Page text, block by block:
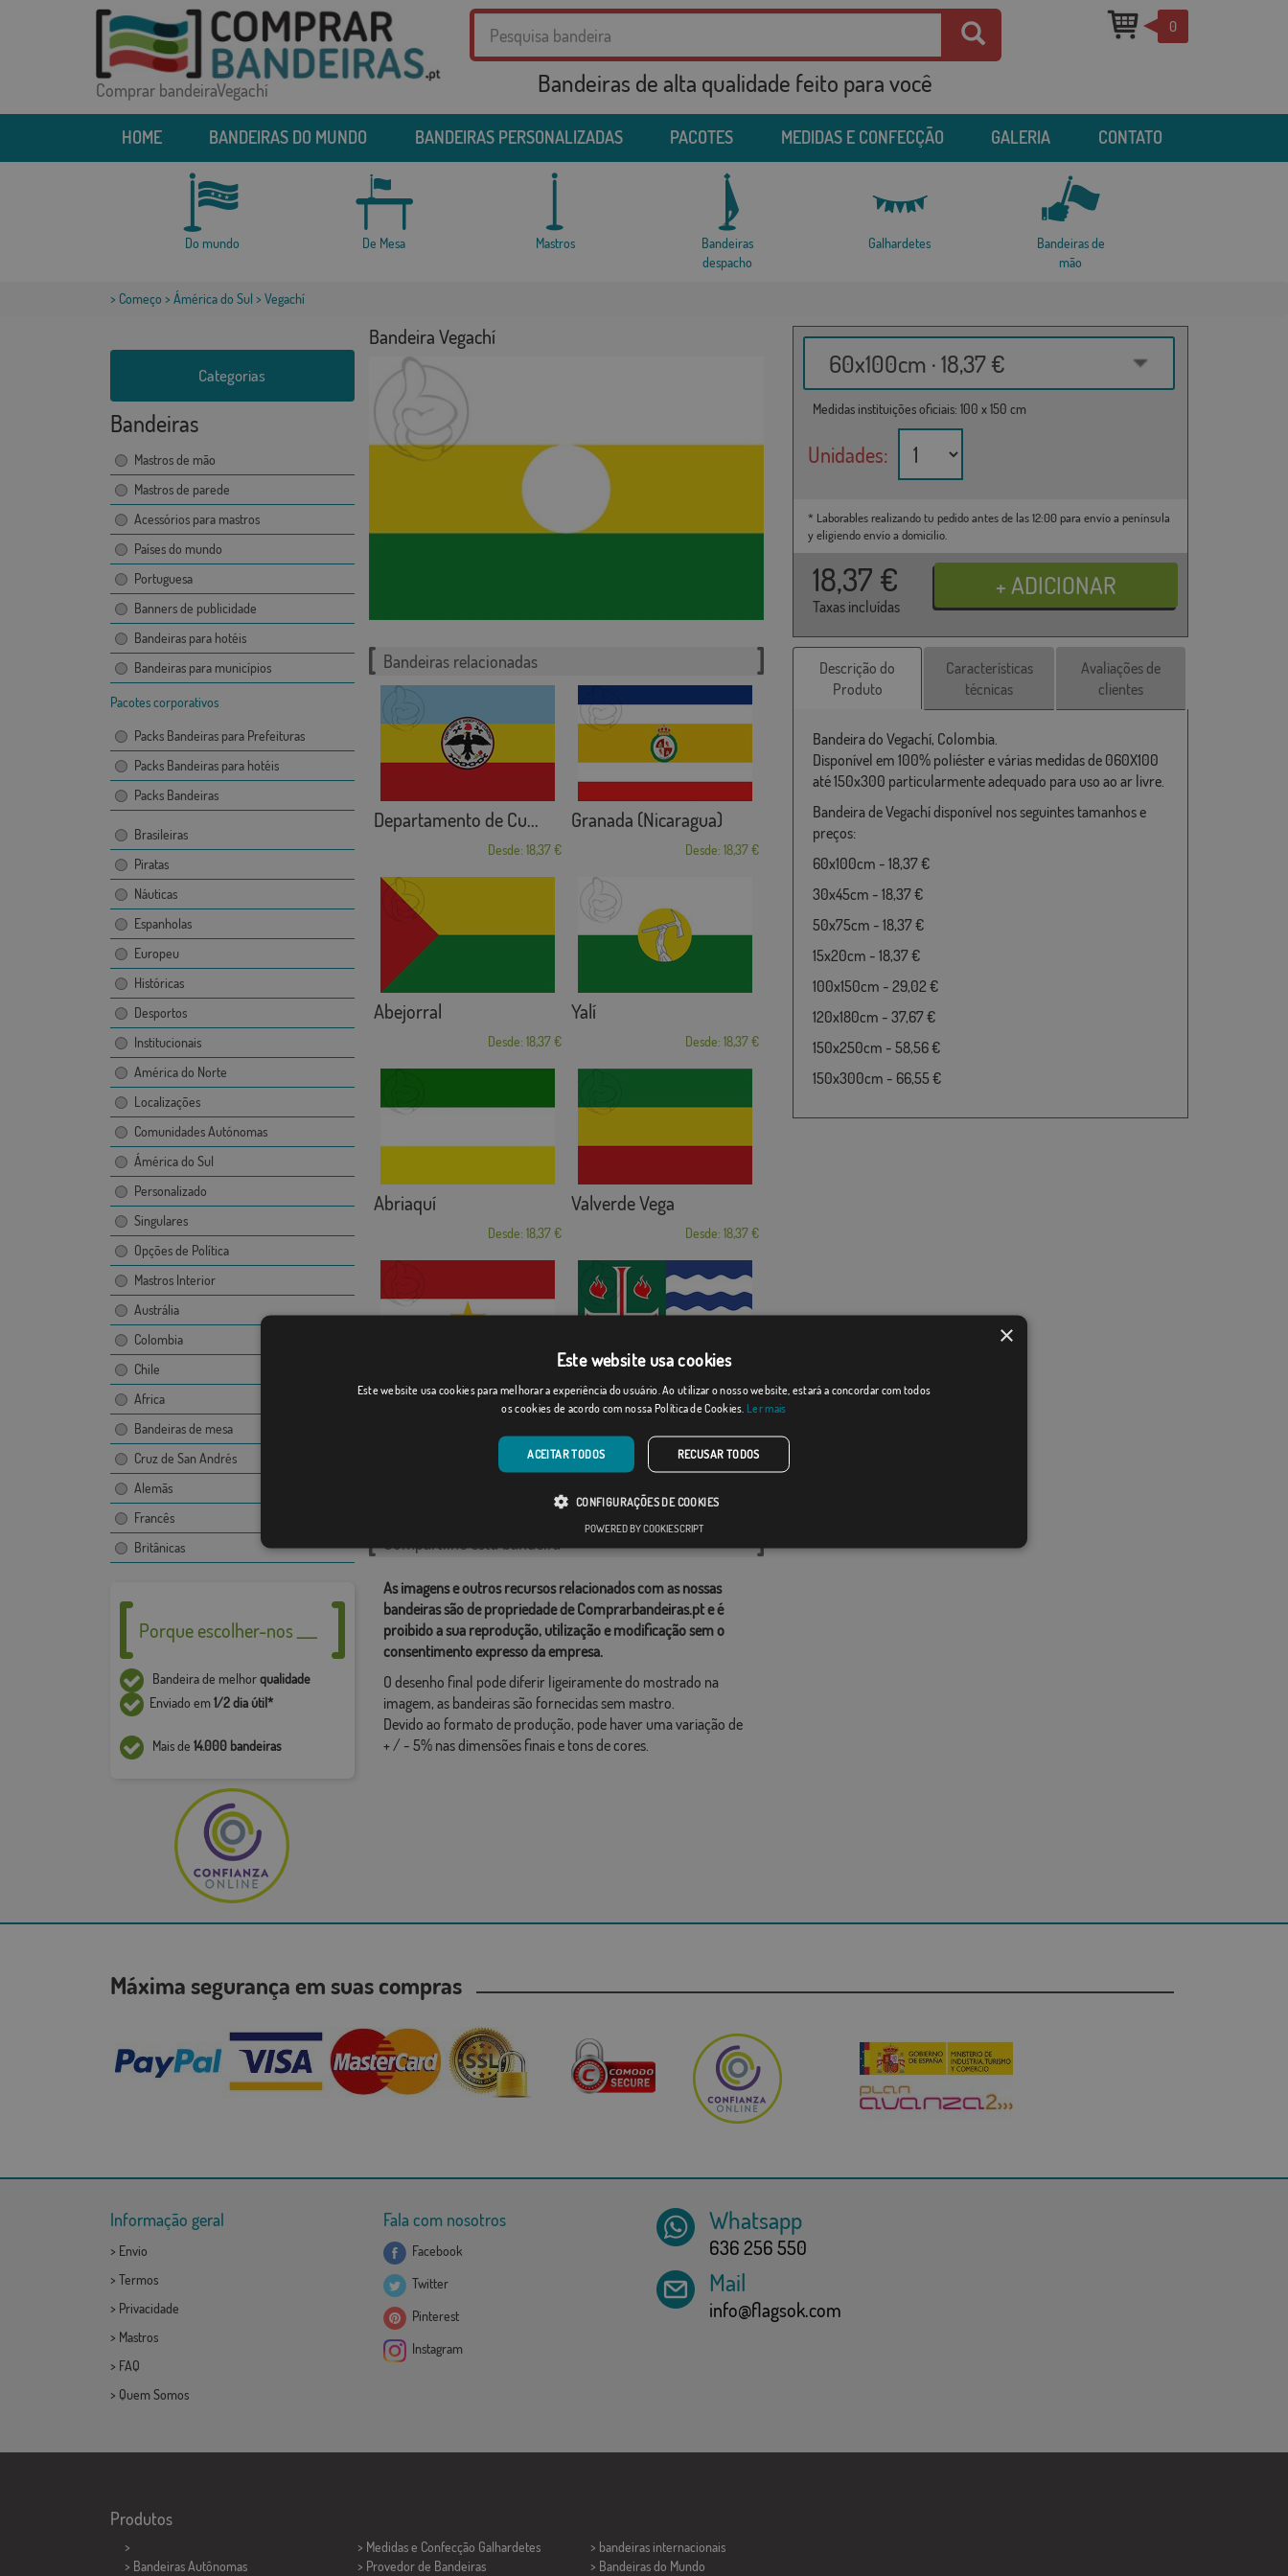
Comprar bandeiraVegachí Bandeiras de alta qualidade feito para você
0
HOME BANDEIRAS DO MUNDO BANDEIRAS PERSONALIZADAS PACOTES MEDIDAS E CONFECÇÃO GALERIA CONTATO
Do mundo De Mesa Mastros
Bandeiras
despacho
Galhardetes
Bandeiras de
mão
> Começo > Ámérica do Sul > Vegachí
Categorias
Bandeiras
Mastros de mão
Mastros de parede
Acessórios para mastros
Países do mundo
Portuguesa
Banners de publicidade
Bandeiras para hotéis
Bandeiras para municípios
Pacotes corporativos
Packs Bandeiras para Prefeituras
Packs Bandeiras para hotéis
Packs Bandeiras
Brasileiras
Piratas
Náuticas
Espanholas
Europeu
Históricas
Desportos
Institucionais
América do Norte
Localizações
Comunidades Autónomas
Ámérica do Sul
Personalizado
Singulares
Opções de Política
Mastros Interior
Austrália
Colombia
Chile
Africa
Bandeiras de mesa
Cruz de San Andrés
Alemãs
Francês
Britânicas
Porque escolher-nos ___
Bandeira de melhorqualidade
Enviado em1/2 dia útil*
Mais de 14.000 bandeiras
Bandeira Vegachí
60x100cm · 18,37 €
Medidas instituições oficiais: 100 x 150 cm
Unidades:
* Laborables realizando tu pedido antes de las 12:00 para envío a península
y eligiendo envío a domicilio.
18,37 €
Taxas incluídas
Bandeiras relacionadas
Departamento de Cu...
Desde: 18,37 €
Granada (Nicaragua)
Desde: 18,37 €
Abejorral
Desde: 18,37 €
Yalí
Desde: 18,37 €
Abriaquí
Desde: 18,37 €
Valverde Vega
Desde: 18,37 €
Yarumal Mayaguez
Categorias relacionadas:
Compartilhe esta bandeira
As imagens e outros recursos relacionados com as nossas
bandeiras são de propriedade de Comprarbandeiras.pt e é
proibido a sua reprodução, utilização e modificação sem o
consentimento expresso da empresa.
O desenho final pode diferir ligeiramente do mostrado na
imagem, as bandeiras são fornecidas sem mastro.
Devido ao formato de produção, pode haver uma variação de
+ / - 5% nas dimensões finais e tons de cores.
Descrição do
Produto
Características
técnicas
Avaliações de
clientes
Bandeira do Vegachí, Colombia.
Disponível em 100% poliéster e várias medidas de 060X100
até 150x300 particularmente adequado para uso ao ar livre.
Bandeira de Vegachí disponível nos seguintes tamanhos e
preços:
60x100cm - 18,37 €
30x45cm - 18,37 €
50x75cm - 18,37 €
15x20cm - 18,37 €
100x150cm - 29,02 €
120x180cm - 37,67 €
150x250cm - 58,56 €
150x300cm - 66,55 €
Máxima segurança em suas compras
Informação geral
> Envio
> Termos
> Privacidade
> Mastros
> FAQ
> Quem Somos
Fala com nosotros
Facebook
Twitter
Pinterest
Instagram
Whatsapp
636 256 550
Mail
info@flagsok.com
Produtos
>
> Bandeiras Autônomas
> Medidas e Confecção Galhardetes
> Provedor de Bandeiras
> bandeiras internacionais
> Bandeiras do Mundo
×
Este website usa cookies
Este website usa cookies para melhorar a experiência do usuário. Ao utilizar o nosso website, estará a concordar com todos
os cookies de acordo com nossa Política de Cookies. Ler mais
ACEITAR TODOS RECUSAR TODOS
CONFIGURAÇÕES DE COOKIES
POWERED BY COOKIESCRIPT